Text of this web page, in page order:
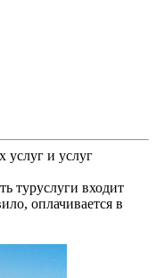
услуг и услуг
туруслуги входит
оплачивается в